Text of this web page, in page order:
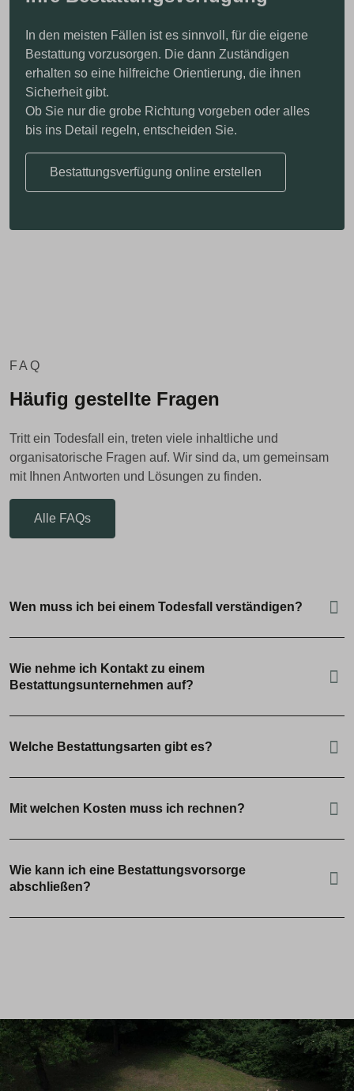
In den meisten Fällen ist es sinnvoll, für die eigene
Bestattung vorzusorgen. Die dann Zuständigen
erhalten so eine hilfreiche Orientierung, die ihnen
Sicherheit gibt.
Ob Sie nur die grobe Richtung vorgeben oder alles
bis ins Detail regeln, entscheiden Sie.
Bestattungsverfügung online erstellen
FAQ
Häufig gestellte Fragen
Tritt ein Todesfall ein, treten viele inhaltliche und
organisatorische Fragen auf. Wir sind da, um gemeinsam
mit Ihnen Antworten und Lösungen zu finden.
Alle FAQs
Wen muss ich bei einem Todesfall verständigen?
Wie nehme ich Kontakt zu einem
Bestattungsunternehmen auf?
Welche Bestattungsarten gibt es?
Mit welchen Kosten muss ich rechnen?
Wie kann ich eine Bestattungsvorsorge
abschließen?